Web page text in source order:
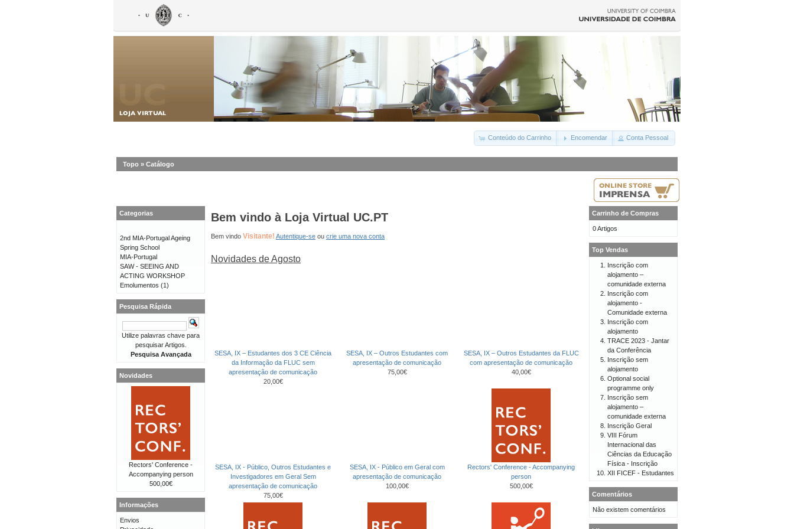
Conteúdo do Carrinho Encomendar Conta Pessoal
Topo » Catálogo
Bem vindo à Loja Virtual UC.PT
Bem vindo Visitante! Autentique-se ou crie uma nova conta
Novidades de Agosto
SESA, IX – Estudantes dos 3 CE Ciência
da Informação da FLUC sem
apresentação de comunicação
20,00€
SESA, IX – Outros Estudantes com
apresentação de comunicação
75,00€
SESA, IX – Outros Estudantes da FLUC
com apresentação de comunicação
40,00€
SESA, IX - Público, Outros Estudantes e
Investigadores em Geral Sem
apresentação de comunicação
75,00€
SESA, IX - Público em Geral com
apresentação de comunicação
100,00€
Rectors' Conference - Accompanying
person
500,00€
Categorias
2nd MIA-Portugal Ageing
Spring School
MIA-Portugal
SAW - SEEING AND
ACTING WORKSHOP
Emolumentos (1)
Pesquisa Rápida
Utilize palavras chave para
pesquisar Artigos.
Pesquisa Avançada
Novidades
Rectors' Conference -
Accompanying person
500,00€
Informações
Envios
Carrinho de Compras
0 Artigos
Top Vendas
Inscrição com
alojamento –
comunidade externa
Inscrição com
alojamento -
Comunidade externa
Inscrição com
alojamento
TRACE 2023 - Jantar
da Conferência
Inscrição sem
alojamento
Optional social
programme only
Inscrição sem
alojamento –
comunidade externa
Inscrição Geral
VIII Fórum
Internacional das
Ciências da Educação
Física - Inscrição
XII FICEF - Estudantes
Comentários
Não existem comentários